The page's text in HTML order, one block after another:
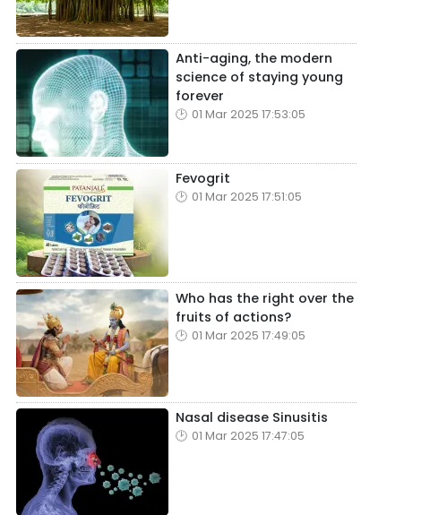
Anti-aging, the modern
science of staying young
forever
01 Mar 2025 17:53:05
Fevogrit
01 Mar 2025 17:51:05
Who has the right over the
fruits of actions?
01 Mar 2025 17:49:05
Nasal disease Sinusitis
01 Mar 2025 17:47:05